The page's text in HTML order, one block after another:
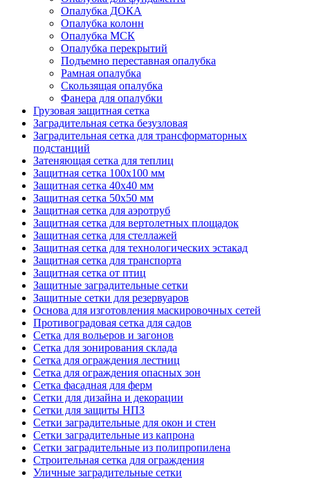
Опалубка ДОКА
Опалубка колонн
Опалубка МСК
Опалубка перекрытий
Подъемно переставная опалубка
Рамная опалубка
Скользящая опалубка
Фанера для опалубки
Грузовая защитная сетка
Заградительная сетка безузловая
Заградительная сетка для трансформаторных
подстанций
Затеняющая сетка для теплиц
Защитная сетка 100х100 мм
Защитная сетка 40х40 мм
Защитная сетка 50х50 мм
Защитная сетка для аэротруб
Защитная сетка для вертолетных площадок
Защитная сетка для стеллажей
Защитная сетка для технологических эстакад
Защитная сетка для транспорта
Защитная сетка от птиц
Защитные заградительные сетки
Защитные сетки для резервуаров
Основа для изготовления маскировочных сетей
Противоградовая сетка для садов
Сетка для вольеров и загонов
Сетка для зонирования склада
Сетка для ограждения лестниц
Сетка для ограждения опасных зон
Сетка фасадная для ферм
Сетки для дизайна и декорации
Сетки для защиты НПЗ
Сетки заградительные для окон и стен
Сетки заградительные из капрона
Сетки заградительные из полипропилена
Строительная сетка для ограждения
Уличные заградительные сетки